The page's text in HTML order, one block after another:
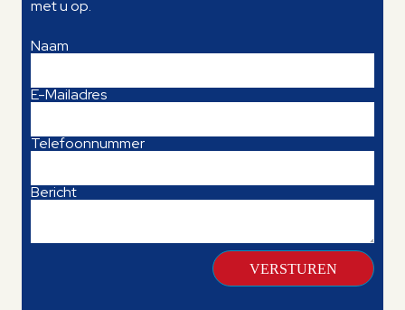
met u op.
Naam
E-Mailadres
Telefoonnummer
Bericht